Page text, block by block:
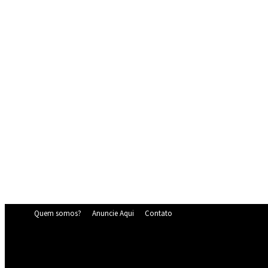
Quem somos? Anuncie Aqui Contato